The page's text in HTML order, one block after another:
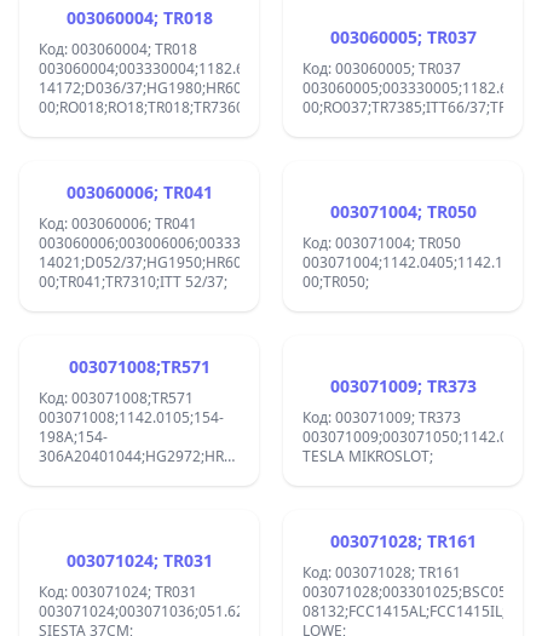
003060004; TR018
Код: 003060004; TR018
003060004;003330004;1182.6034;2432806;BSC1307;BSC25-
14172;D036/37;HG1980;HR6089;ME6076-
00;RO018;RO18;TR018;TR7360;
003060005; TR037
Код: 003060005; TR037
00;RO037;TR7385;ITT66/37;TR037;
003060006; TR041
Код: 003060006; TR041
003060006;003006006;003330002;003330006;4470022;45150330;BSC23-
14021;D052/37;HG1950;HR6060;ME6099-
00;TR041;TR7310;ITT 52/37;
003071004; TR050
Код: 003071004; TR050
00;TR050;
003071008;TR571
Код: 003071008;TR571
003071008;1142.0105;154-
198A;154-
306A20401044;HG2972;HR7537;RO068RO071;RO571;RO68;TR571;
003071009; TR373
Код: 003071009; TR373
TESLA MIKROSLOT;
003071024; TR031
Код: 003071024; TR031
SIESTA 37CM;
003071028; TR161
Код: 003071028; TR161
LOWE;